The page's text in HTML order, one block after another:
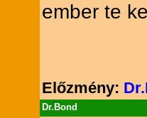
ember te
Előzmény:
Dr.Bond